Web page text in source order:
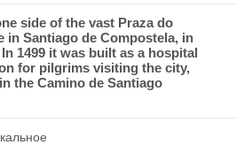
side of the vast Praza do
in Santiago de Compostela, in
1499 it was built as a hospital
for pilgrims visiting the city,
the Camino de Santiago